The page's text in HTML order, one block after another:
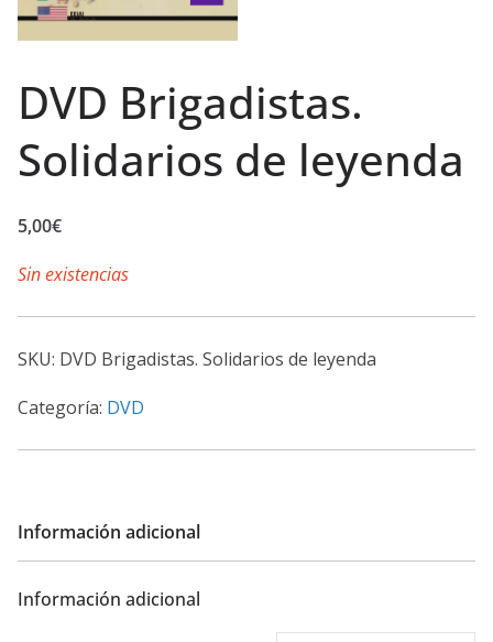
DVD Brigadistas.
Solidarios de leyenda
5,00€
Sin existencias
SKU: DVD Brigadistas. Solidarios de leyenda
Categoría: DVD
Información adicional
Información adicional